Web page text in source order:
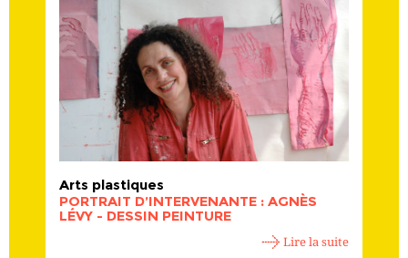
Arts plastiques
PORTRAIT D’INTERVENANTE : AGNÈS
LÉVY - DESSIN PEINTURE
Lire la suite